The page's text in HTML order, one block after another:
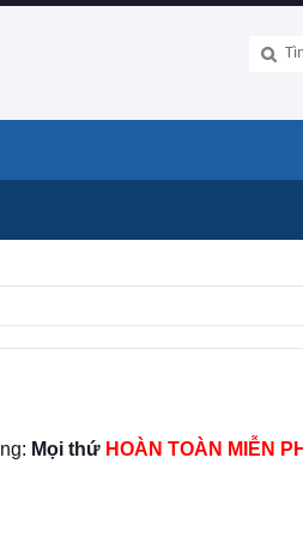
Mọi thứ HOÀN TOÀN MIỄN